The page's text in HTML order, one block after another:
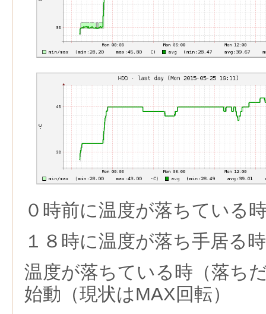
０時前に温度が落ちている
１８時に温度が落ち手居る
温度が落ちている時（落ち
始動（現状はMAX回転）